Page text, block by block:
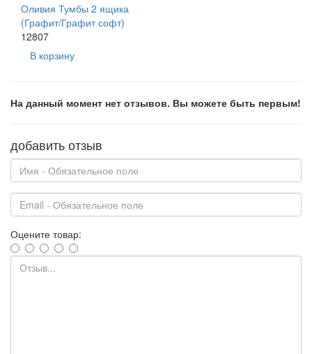
Оливия Тумбы 2 ящика
(Графит/Графит софт)
12807
В корзину
На данный момент нет отзывов. Вы можете быть первым!
добавить отзыв
Оцените товар: